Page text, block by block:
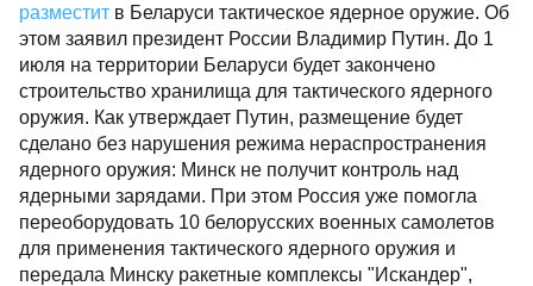
разместит в Беларуси тактическое ядерное оружие. Об
этом заявил президент России Владимир Путин. До 1
июля на территории Беларуси будет закончено
строительство хранилища для тактического ядерного
оружия. Как утверждает Путин, размещение будет
сделано без нарушения режима нераспространения
ядерного оружия: Минск не получит контроль над
ядерными зарядами. При этом Россия уже помогла
переоборудовать 10 белорусских военных самолетов
для применения тактического ядерного оружия и
передала Минску ракетные комплексы "Искандер",